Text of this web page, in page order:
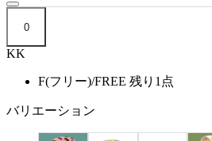
0
KK
F(フリー)/FREE 残り1点
バリエーション